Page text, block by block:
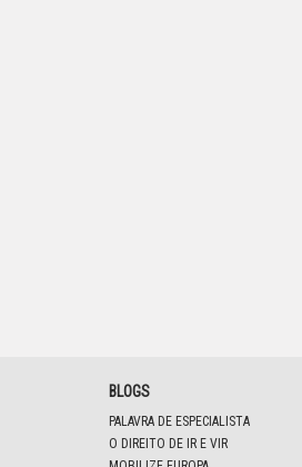
BLOGS
PALAVRA DE ESPECIALISTA
O DIREITO DE IR E VIR